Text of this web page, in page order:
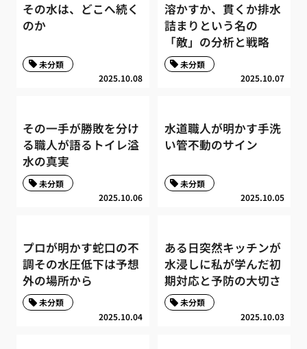
その水は、どこへ続く
のか
2025.10.08
未分類
溶かすか、貫くか排水
詰まりという名の
「敵」の分析と戦略
2025.10.07
未分類
その一手が勝敗を分け
る職人が語るトイレ溢
水の真実
2025.10.06
未分類
水道職人が明かす手洗
い管不動のサイン
2025.10.05
未分類
プロが明かす蛇口の不
調その水圧低下は予想
外の場所から
2025.10.04
未分類
ある日突然キッチンが
水浸しに私が学んだ初
期対応と予防の大切さ
2025.10.03
未分類